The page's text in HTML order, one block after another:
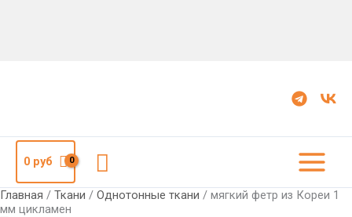
0руб Поиск
Главная / Ткани / Однотонные ткани / мягкий фетр из Кореи 1
мм цикламен